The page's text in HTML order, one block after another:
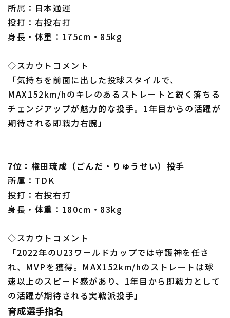
所属：日本通運
投打：右投右打
身長・体重：175cm・85kg
◇スカウトコメント
「気持ちを前面に出した投球スタイルで、
MAX152km/hのキレのあるストレートと鋭く落ちる
チェンジアップが魅力的な投手。1年目からの活躍が
期待される即戦力右腕」
7位：権田琉成（ごんだ・りゅうせい）投手
所属：TDK
投打：右投右打
身長・体重：180cm・83kg
◇スカウトコメント
「2022年のU23ワールドカップでは守護神を任さ
れ、MVPを獲得。MAX152km/hのストレートは球
速以上のスピード感があり、1年目から即戦力として
の活躍が期待される実戦派投手」
育成選手指名